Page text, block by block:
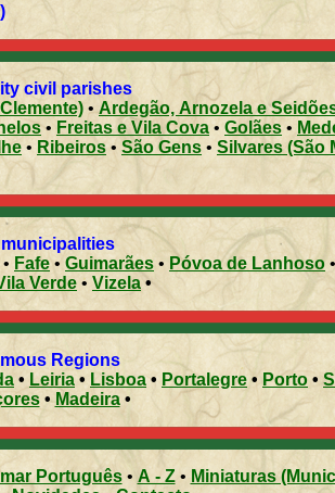
civil parishes
•Ardegão, Arnozela e
• Freitas e Vila Cova • Golães •
• Ribeiros • São Gens • Silvares (São
• Fafe• Guimarães • Póvoa de Lanhoso •
Verde • Vizela•
Regions
• Leiria • Lisboa• Portalegre • Porto •
• Madeira •
Português• A - Z• Miniaturas